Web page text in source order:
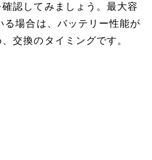
認してみましょう。最大容
場合は、バッテリー性能が
交換のタイミングです。